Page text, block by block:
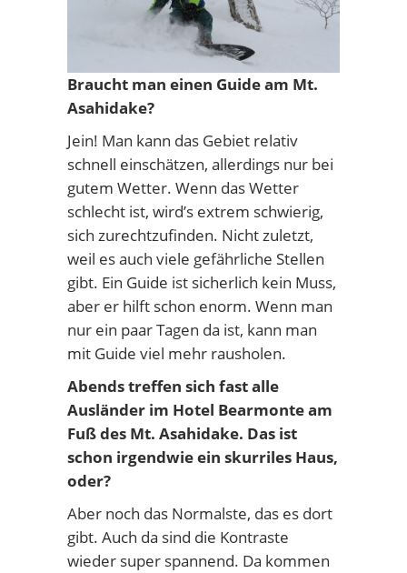
Braucht man einen Guide am Mt.
Asahidake?
Jein! Man kann das Gebiet relativ
schnell einschätzen, allerdings nur bei
gutem Wetter. Wenn das Wetter
schlecht ist, wird’s extrem schwierig,
sich zurechtzufinden. Nicht zuletzt,
weil es auch viele gefährliche Stellen
gibt. Ein Guide ist sicherlich kein Muss,
aber er hilft schon enorm. Wenn man
nur ein paar Tagen da ist, kann man
mit Guide viel mehr rausholen.
Abends treffen sich fast alle
Ausländer im Hotel Bearmonte am
Fuß des Mt. Asahidake. Das ist
schon irgendwie ein skurriles Haus,
oder?
Aber noch das Normalste, das es dort
gibt. Auch da sind die Kontraste
wieder super spannend. Da kommen